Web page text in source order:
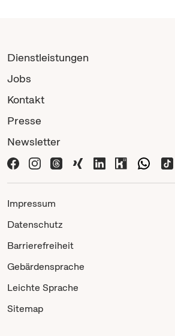
Dienstleistungen
Jobs
Kontakt
Presse
Newsletter
Impressum
Datenschutz
Barrierefreiheit
Gebärdensprache
Leichte Sprache
Sitemap